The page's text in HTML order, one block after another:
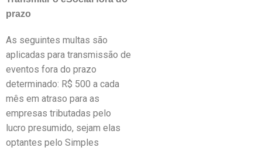
prazo
As seguintes multas são
aplicadas para transmissão de
eventos fora do prazo
determinado: R$ 500 a cada
mês em atraso para as
empresas tributadas pelo
lucro presumido, sejam elas
optantes pelo Simples